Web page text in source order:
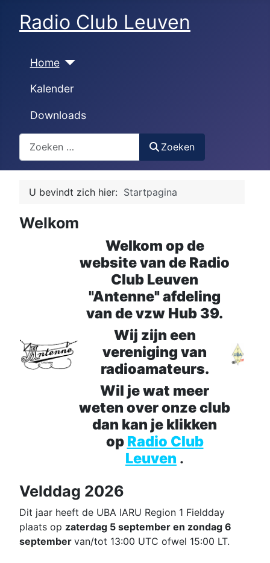
Radio Club Leuven
Home
Kalender
Downloads
Zoeken
Zoeken
U bevindt zich hier: Startpagina
Welkom
Welkom op de
website van de Radio
Club Leuven
"Antenne" afdeling
van de vzw Hub 39.
Wij zijn een
vereniging van
radioamateurs.
Wil je wat meer
weten over onze club
dan kan je klikken
op Radio Club
Leuven .
Velddag 2026
Dit jaar heeft de UBA IARU Region 1 Fieldday
plaats op zaterdag 5 september en zondag 6
september van/tot 13:00 UTC ofwel 15:00 LT.